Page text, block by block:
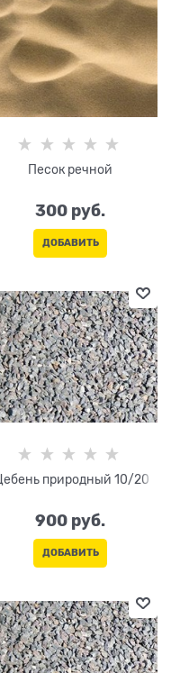
Песок речной
300 руб.
ДОБАВИТЬ
природный 10/20
900 руб.
ДОБАВИТЬ